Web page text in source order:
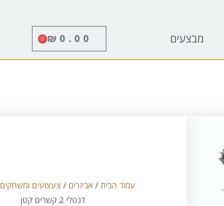
מבצעים ₪0.00
0
עמוד הבית/ אביזרים / צעצועים ומשחקים
דנטלי 2 קשרים קטן